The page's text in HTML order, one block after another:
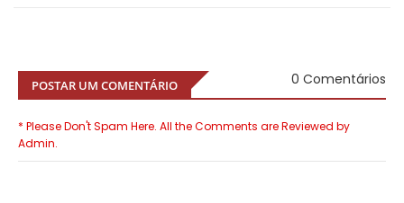
POSTAR UM COMENTÁRIO 0 Comentários
* Please Don't Spam Here. All the Comments are Reviewed by
Admin.